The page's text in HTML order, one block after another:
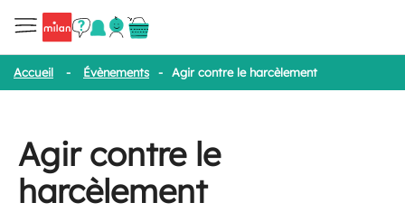
Accueil - Évènements - Agir contre le harcèlement
Agir contre le
harcèlement